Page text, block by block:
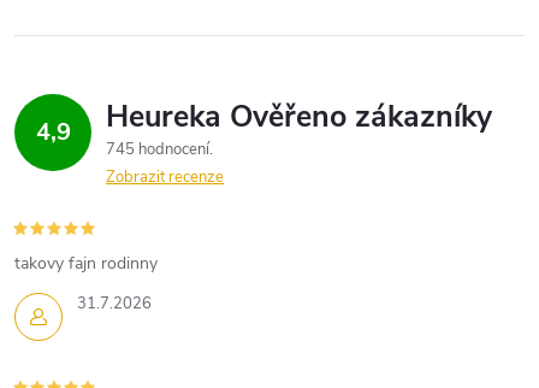
l
d
a
c
í
p
4,9
745 hodnocení
Zobrazit recenze
31.7.2026
takovy fajn rodinny